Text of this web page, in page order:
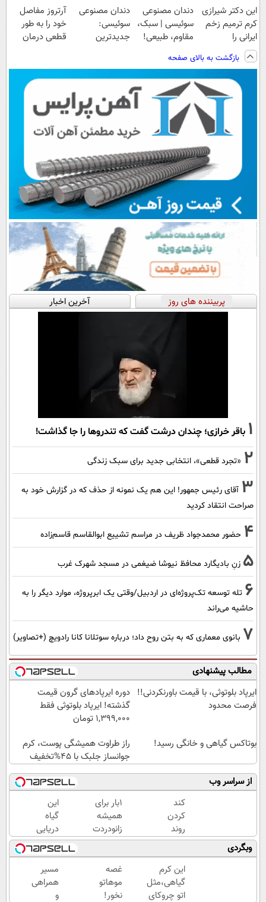
این دکتر شیرازی
کرم ترمیم زخم
ایرانی را
ساخت!!!
دندان مصنوعی
سوئیسی | سبک،
مقاوم، طبیعی!
رایگان+پرداخت
اقساطی😍
دندان مصنوعی
سوئیسی:
جدیدترین
پرداخت قسطی
آرتروز مفاصل
خود را به طور
قطعی درمان
بازگشت به بالای صفحه
پربیننده های روز آخرین اخبار
1 باقر خرازی؛ چندان درشت گفت که تندروها را جا گذاشت!
2 «تجرد قطعی»، انتخابی جدید برای سبک زندگی
3 آقای رئیس جمهور! این هم یک نمونه از حذف که در گزارش خود به
صراحت انتقاد کردید
4 حضور محمدجواد ظریف در مراسم تشییع ابوالقاسم قاسم‌زاده
5 زنِ بادیگارد محافظ نیوشا ضیغمی در مسجد شهرک غرب
6 تله توسعه تک‌پروژه‌ای در اردبیل/وقتی یک ابرپروژه، موارد دیگر را به
حاشیه می‌راند
7 بانوی معماری که به بتن روح داد؛ درباره سوتلانا کانا رادویچ (+تصاویر)
مطالب پیشنهادی
ایرپاد بلوتوثی، با قیمت باورنکردنی!!
فرصت محدود
دوره ایرپاد‌های گرون قیمت
گذشته! ایرپاد بلوتوثی فقط
1,399,000 تومان
بوتاکس گیاهی و خانگی رسید!
راز طراوت همیشگی پوست، کرم
جوانساز جلبک با 45%تخفیف
از سراسر وب
کند
کردن
روند
پیری
پوست
با یک
فرمول
گیاهی
1بار برای
همیشه
زانودردت
رودرمان کن!
(تکنولوژی
آلمان)
◂پرسشنامه▸
این
گیاه
دریایی
پوستت
رو
طوری
صاف
میکنه
وبگردی
این کرم
گیاهی،مثل
اتو چروکای
غصه
موهاتو
نخور!
مسیر
همراهی
و